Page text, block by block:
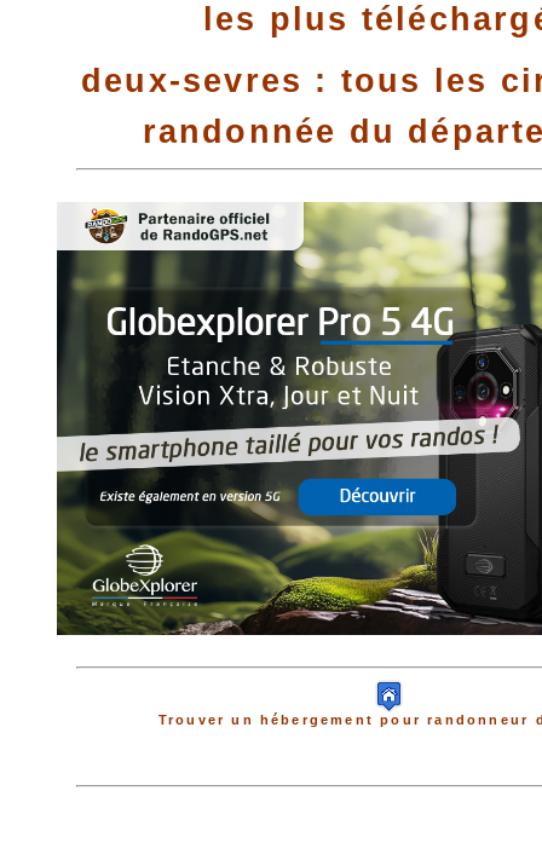
les plus
deux-sevres : tous les
randonnée du
Trouver un hébergement pour randonneur